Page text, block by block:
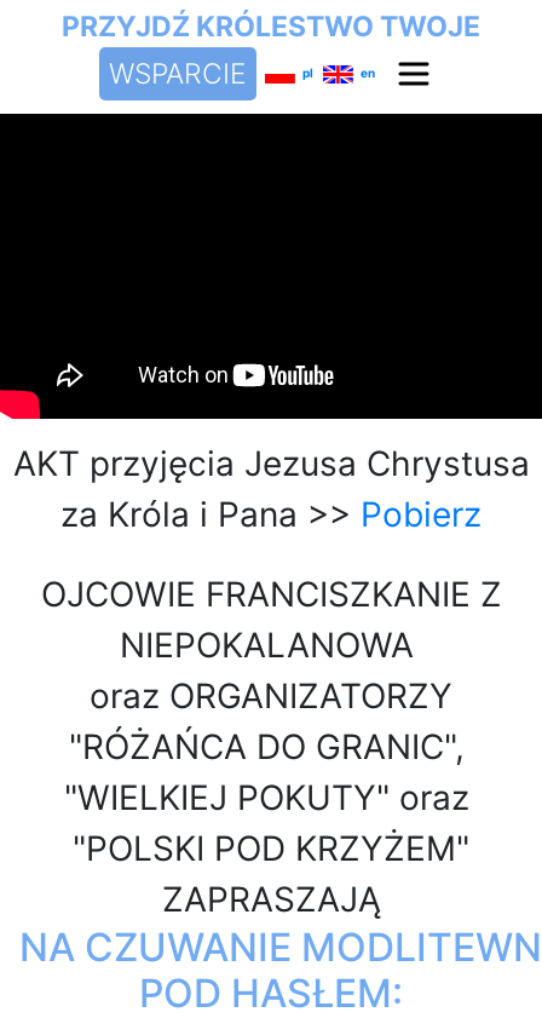
PRZYJDŹ KRÓLESTWO TWOJE
WSPARCIE
pl en
AKT przyjęcia Jezusa Chrystusa
za Króla i Pana >> Pobierz
OJCOWIE FRANCISZKANIE Z
NIEPOKALANOWA
oraz ORGANIZATORZY
"RÓŻAŃCA DO GRANIC",
"WIELKIEJ POKUTY" oraz
"POLSKI POD KRZYŻEM"
ZAPRASZAJĄ
NA CZUWANIE
POD HASŁEM: